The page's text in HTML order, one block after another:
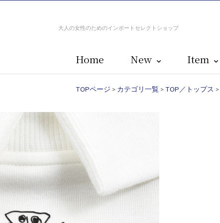
大人の女性のためのインポートセレクトショップ
Home New Item
TOPページ > カテゴリ一覧 > TOP／トップス >